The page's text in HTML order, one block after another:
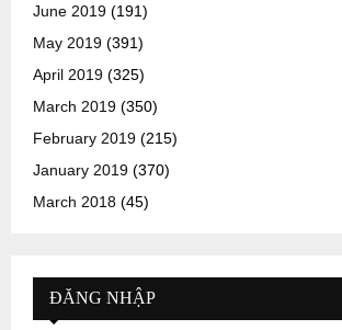
June 2019 (191)
May 2019 (391)
April 2019 (325)
March 2019 (350)
February 2019 (215)
January 2019 (370)
March 2018 (45)
ĐĂNG NHẬP